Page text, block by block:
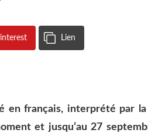
Lien
en français, interprété par
et jusqu’au 27